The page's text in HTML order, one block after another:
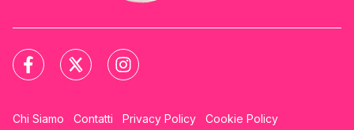
Chi Siamo Contatti Privacy Policy Cookie Policy